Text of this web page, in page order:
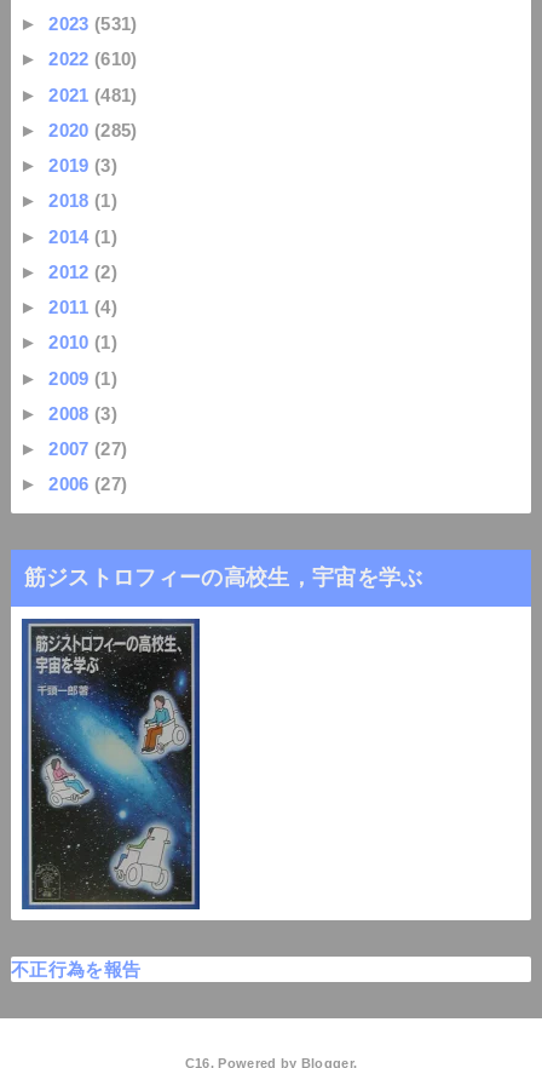
►2023 (531)
►2022 (610)
►2021 (481)
►2020 (285)
►2019 (3)
►2018 (1)
►2014 (1)
►2012 (2)
►2011 (4)
►2010 (1)
►2009 (1)
►2008 (3)
►2007 (27)
►2006 (27)
筋ジストロフィーの高校生，宇宙を学ぶ
不正行為を報告
C16. Powered by Blogger.